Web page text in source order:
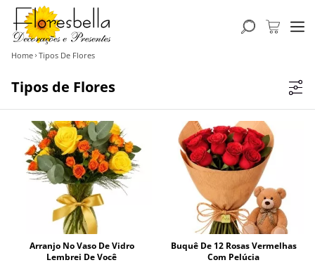
Home Tipos De Flores
Tipos de Flores
Arranjo No Vaso De Vidro
Lembrei De Você
Buquê De 12 Rosas Vermelhas
Com Pelúcia